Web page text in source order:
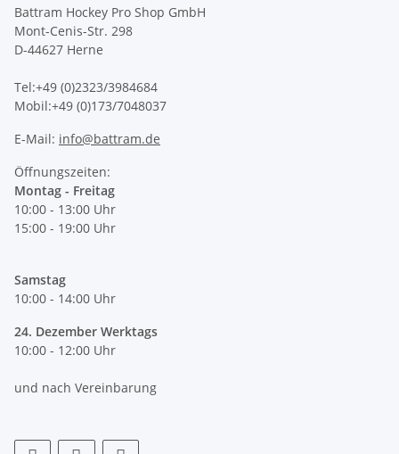
Battram Hockey Pro Shop GmbH
Mont-Cenis-Str. 298
D-44627 Herne
Tel:+49 (0)2323/3984684
Mobil:+49 (0)173/7048037
E-Mail: info@battram.de
Öffnungszeiten:
Montag - Freitag
10:00 - 13:00 Uhr
15:00 - 19:00 Uhr
Samstag
10:00 - 14:00 Uhr
24. Dezember Werktags
10:00 - 12:00 Uhr
und nach Vereinbarung